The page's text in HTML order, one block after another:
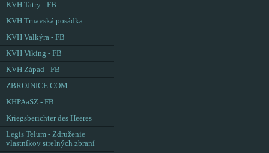
KVH Tatry - FB
KVH Trnavská posádka
KVH Valkýra - FB
KVH Viking - FB
KVH Západ - FB
ZBROJNICE.COM
KHPAaSZ - FB
Kriegsberichter des Heeres
Legis Telum - Združenie
vlastníkov strelných zbraní